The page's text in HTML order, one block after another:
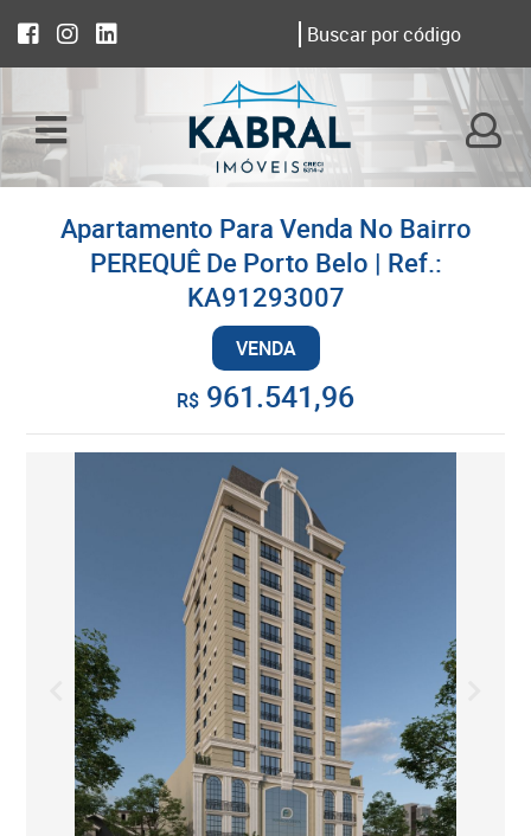
Apartamento Para Venda No Bairro
PEREQUÊ De Porto Belo | Ref.:
KA91293007
VENDA
R$ 961.541,96